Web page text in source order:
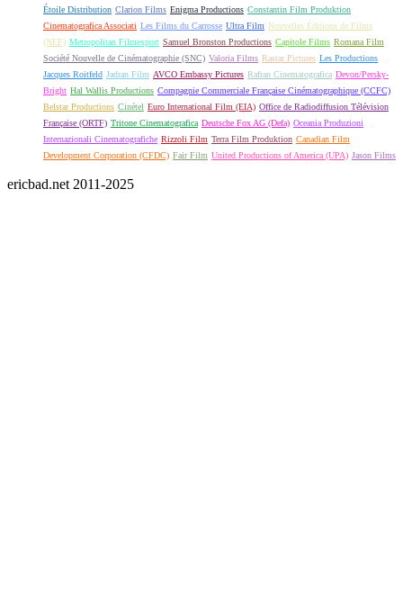
Étoile Distribution Clarion Films Enigma Productions Constantin Film Produktion
Cinematografica Associati Les Films du Carrosse Ultra Film Nouvelles Éditions de Films
(NEF) Metropolitan Filmexport Samuel Bronston Productions Capitole Films Romana Film
Société Nouvelle de Cinématographie (SNC) Valoria Films Rastar Pictures Les Productions
Jacques Roitfeld Jadran Film AVCO Embassy Pictures Rafran Cinematografica Devon/Persky-
Bright Hal Wallis Productions Compagnie Commerciale Française Cinématographique (CCFC)
Belstar Productions Cinétel Euro International Film (EIA) Office de Radiodiffusion Télévision
Française (ORTF) Tritone Cinematografica Deutsche Fox AG (Defa) Oceania Produzioni
Internazionali Cinematografiche Rizzoli Film Terra Film Produktion Canadian Film
Development Corporation (CFDC) Fair Film United Productions of America (UPA) Jason Films
ericbad.net 2011-2025